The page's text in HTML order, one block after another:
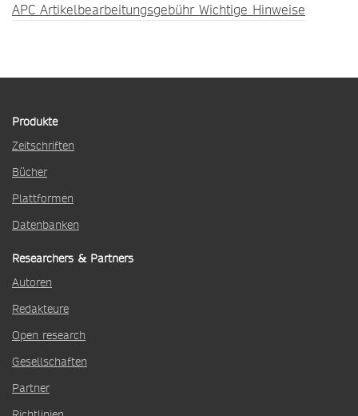
APC Artikelbearbeitungsgebühr Wichtige Hinweise
Produkte
Zeitschriften
Bücher
Plattformen
Datenbanken
Researchers & Partners
Autoren
Redakteure
Open research
Gesellschaften
Partner